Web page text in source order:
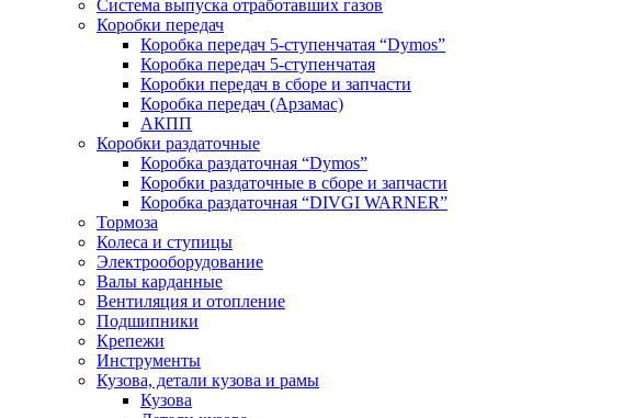
Система выпуска отработавших газов
Коробки передач
Коробка передач 5-ступенчатая “Dymos”
Коробка передач 5-ступенчатая
Коробки передач в сборе и запчасти
Коробка передач (Арзамас)
АКПП
Коробки раздаточные
Коробка раздаточная “Dymos”
Коробки раздаточные в сборе и запчасти
Коробка раздаточная “DIVGI WARNER”
Тормоза
Колеса и ступицы
Электрооборудование
Валы карданные
Вентиляция и отопление
Подшипники
Крепежи
Инструменты
Кузова, детали кузова и рамы
Кузова